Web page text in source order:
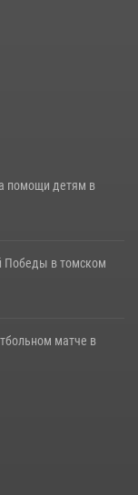
помощи детям в
Победы в томском
матче в